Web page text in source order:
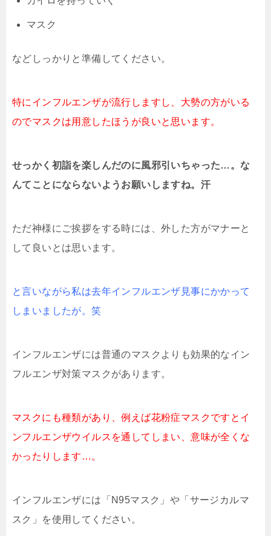
マスク
などしっかりと準備してください。
特にインフルエンザが流行しますし、大勢の方がいる
のでマスクは用意したほうが良いと思います。
せっかく初詣を楽しんだのに風邪引いちゃった…。な
んてことにならないようお願いしますね。汗
ただ神様にご挨拶をする時には、外した方がマナーと
して良いとは思います。
と言いながら私は去年インフルエンザ見事にかかって
しまいましたが。笑
インフルエンザには普通のマスクよりも効果的なイン
フルエンザ対策マスクがあります。
マスクにも種類があり、例えば花粉症マスクですとイ
ンフルエンザウイルスを通してしまい、意味が全くな
かったりします…。
インフルエンザには「N95マスク」や「サージカルマ
スク」を使用してください。